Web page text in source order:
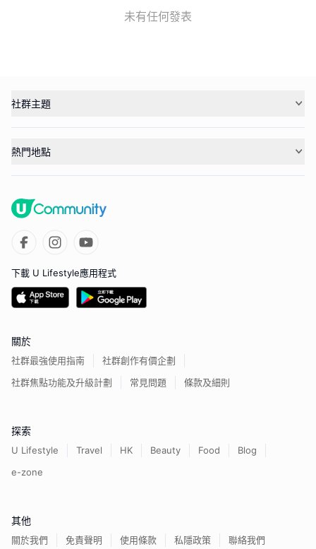
未有任何發表
社群主題
熱門地點
下載 U Lifestyle應用程式
關於
社群最強使用指南
社群創作有價企劃
社群焦點功能及升級計劃
常見問題 條款及細則
探索
U Lifestyle Travel HK Beauty Food
Blog
e-zone
其他
關於我們 免責聲明 使用條款 私隱政策 聯絡我們